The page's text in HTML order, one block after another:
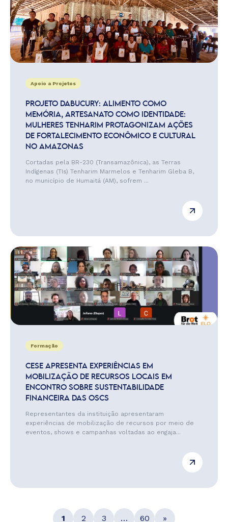
Apoio a Projetos
PROJETO DABUCURY: ALIMENTO COMO
MEMÓRIA, ARTESANATO COMO IDENTIDADE:
MULHERES TENHARIM PROTAGONIZAM AÇÕES
DE FORTALECIMENTO ECONÔMICO E CULTURAL
NO AMAZONAS
Cortadas pela BR-230 (Transamazônica), as Terras
Indígenas (TIs) Tenharim Marmelos e Tenharim Gleba B,
no município de Humaitá (AM), sofrem ...
Formação
CESE APRESENTA EXPERIÊNCIAS EM
MOBILIZAÇÃO DE RECURSOS LOCAIS EM
ENCONTRO SOBRE SUSTENTABILIDADE
FINANCEIRA DAS OSCS
Representantes da instituição apresentaram
experiências de mobilização de recursos por meio de
eventos, shows e campanhas voltadas ao engaja...
1 2 3 … 60 »